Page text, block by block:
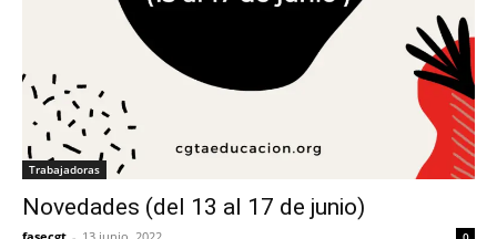
Trabajadoras
Novedades (del 13 al 17 de junio)